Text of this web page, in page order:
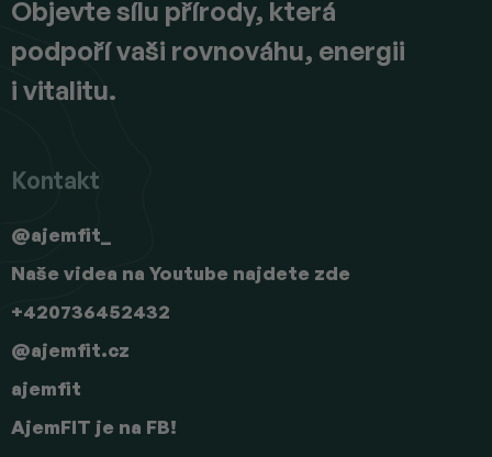
Objevte sílu přírody, která
podpoří vaši rovnováhu, energii
i vitalitu.
Kontakt
AjemFIT je na FB!
ajemfit
@ajemfit.cz
+420736452432
Naše videa na Youtube najdete zde
@ajemfit_